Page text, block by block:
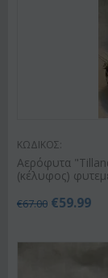
ΚΩΔΙΚΟΣ:
Αερόφυτα
(κέλυφος)
€67.00 €59.99